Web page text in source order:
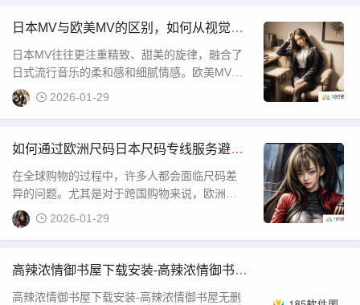
人成色777777商业模式便是其中一种值得注意
的需求，也反映了
日本MV与欧美MV的区别，如何从视觉、
音乐及文化背景角度深入了解？
日本MV往往更注重精致、甜美的旋律，融合了
日式流行音乐的柔和感和细腻情感。欧美MV则
多呈现多样化的音乐风格，从摇滚到电子，再
到嘻哈等，音乐内容相对丰富且更注重节奏感
不同的情感传递方式和审美取向。
2026-01-29
如何通过欧洲尺码日本尺码专线服务避免
卡顿，确保购物体验更顺畅？
在全球购物的过程中，许多人都会面临尺码差
异的问题。尤其是对于跨国购物来说，欧洲尺
码和日本尺码之间的转换往往让消费者感到困
惑。为了帮助大家更好地理解这些差异，并找
服务避免在尺码转换过程中出现卡顿或误差，
2026-01-29
高辣浓情御书屋下载安装-高辣浓情御书屋
无删减阅读安卓版下载地址
高辣浓情御书屋下载安装-高辣浓情御书屋无删